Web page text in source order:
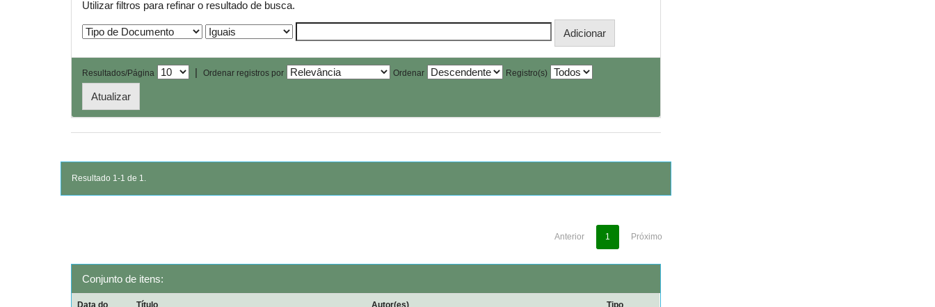
Utilizar filtros para refinar o resultado de busca.
Resultados/Página | Ordenar registros por Ordenar Registro(s)
Resultado 1-1 de 1.
Anterior 1 Próximo
Conjunto de itens:
Data do Título Autor(es) Tipo